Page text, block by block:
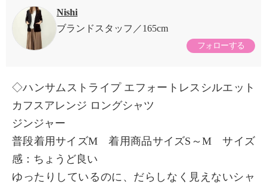
Nishi
ブランドスタッフ
165cm
フォローする
◇ハンサムストライプ エフォートレスシルエット
カフスアレンジ ロングシャツ
ジンジャー
普段着用サイズM 着用商品サイズS～M サイズ
感：ちょうど良い
ゆったりしているのに、だらしなく見えないシャ